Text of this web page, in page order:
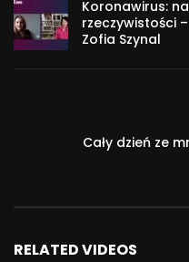
“Uważaj na głowę” w
im. J. Babińskiego. W
na dobrą zmianę: projekt
Koronawirus:
rzeczywistości
Zofia Szynal
Cały dzień ze
RELATED VIDEOS